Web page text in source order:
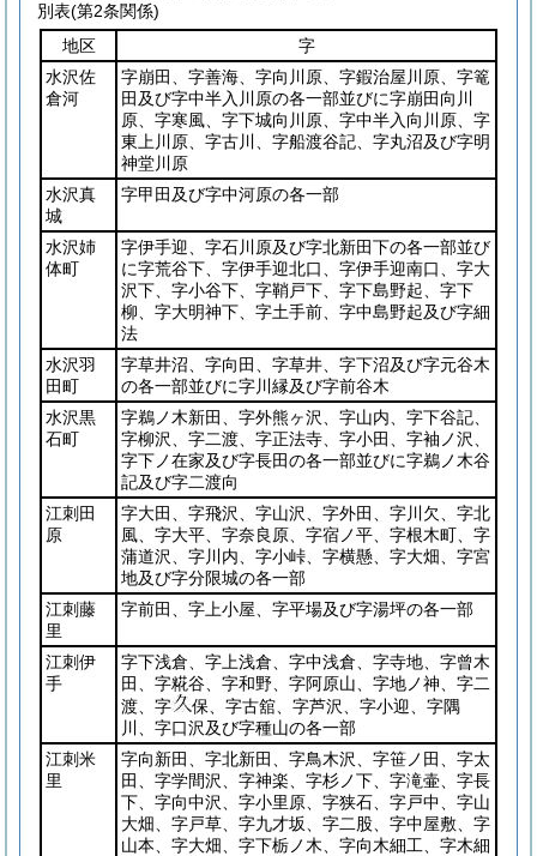
別表(第2条関係)
地区
字
水沢佐
倉河
字崩田、字善海、字向川原、字鍜治屋川原、字篭
田及び字中半入川原の各一部並びに字崩田向川
原、字寒風、字下城向川原、字中半入向川原、字
東上川原、字古川、字船渡谷記、字丸沼及び字明
神堂川原
水沢真
城
字甲田及び字中河原の各一部
水沢姉
体町
字伊手迎、字石川原及び字北新田下の各一部並び
に字荒谷下、字伊手迎北口、字伊手迎南口、字大
沢下、字小谷下、字鞘戸下、字下島野起、字下
柳、字大明神下、字土手前、字中島野起及び字細
法
水沢羽
田町
字草井沼、字向田、字草井、字下沼及び字元谷木
の各一部並びに字川縁及び字前谷木
水沢黒
石町
字鵜ノ木新田、字外熊ヶ沢、字山内、字下谷記、
字柳沢、字二渡、字正法寺、字小田、字袖ノ沢、
字下ノ在家及び字長田の各一部並びに字鵜ノ木谷
記及び字二渡向
江刺田
原
字大田、字飛沢、字山沢、字外田、字川欠、字北
風、字大平、字奈良原、字宿ノ平、字根木町、字
蒲道沢、字川内、字小峠、字横懸、字大畑、字宮
地及び字分限城の各一部
江刺藤
里
字前田、字上小屋、字平場及び字湯坪の各一部
江刺伊
手
字下浅倉、字上浅倉、字中浅倉、字寺地、字曾木
田、字糀谷、字和野、字阿原山、字地ノ神、字二
渡、字
保、字古舘、字芦沢、字小迎、字隅
川、字口沢及び字種山の各一部
江刺米
里
字向新田、字北新田、字鳥木沢、字笹ノ田、字太
田、字学間沢、字神楽、字杉ノ下、字滝壷、字長
下、字向中沢、字小里原、字狭石、字戸中、字山
大畑、字戸草、字九才坂、字二股、字中屋敷、字
山本、字大畑、字下栃ノ木、字向木細工、字木細